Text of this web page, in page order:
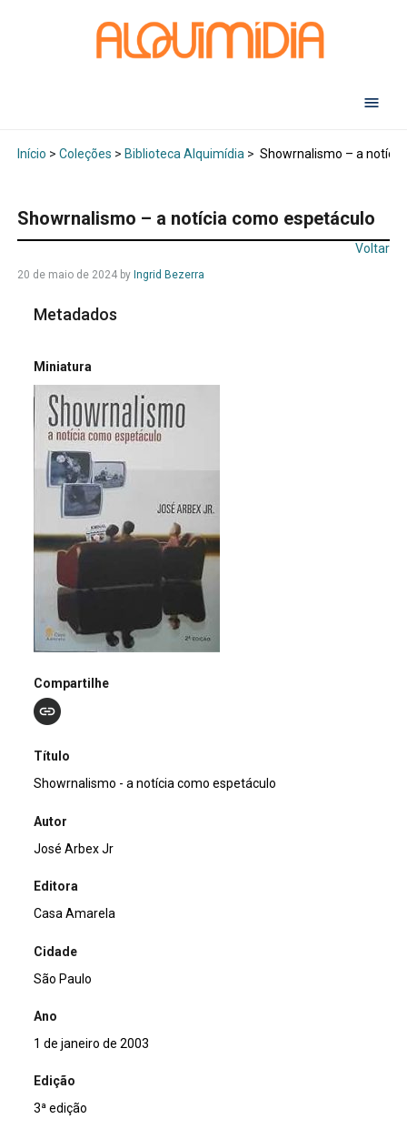
Início > Coleções > Biblioteca Alquimídia> Showrnalismo – a
Showrnalismo – a notícia como espetáculo
Voltar
20 de maio de 2024by Ingrid Bezerra
Metadados
Miniatura
Compartilhe
Título
Showrnalismo - a notícia como espetáculo
Autor
José Arbex Jr
Editora
Casa Amarela
Cidade
São Paulo
Ano
1 de janeiro de 2003
Edição
3ª edição